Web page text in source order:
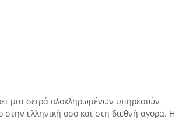
μια σειρά ολοκληρωμένων υπηρεσιών
ελληνική όσο και στη διεθνή αγορά. Η